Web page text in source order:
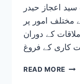
سید اعجاز حیدر
امور پر
کے دوران
READ MORE ایم